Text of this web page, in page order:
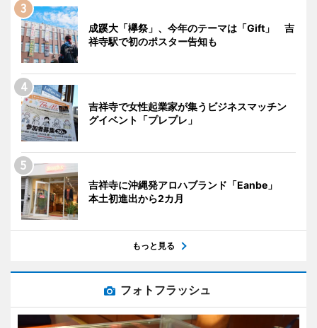
成蹊大「欅祭」、今年のテーマは「Gift」 吉
祥寺駅で初のポスター告知も
吉祥寺で女性起業家が集うビジネスマッチン
グイベント「プレプレ」
吉祥寺に沖縄発アロハブランド「Eanbe」
本土初進出から2カ月
もっと見る
フォトフラッシュ